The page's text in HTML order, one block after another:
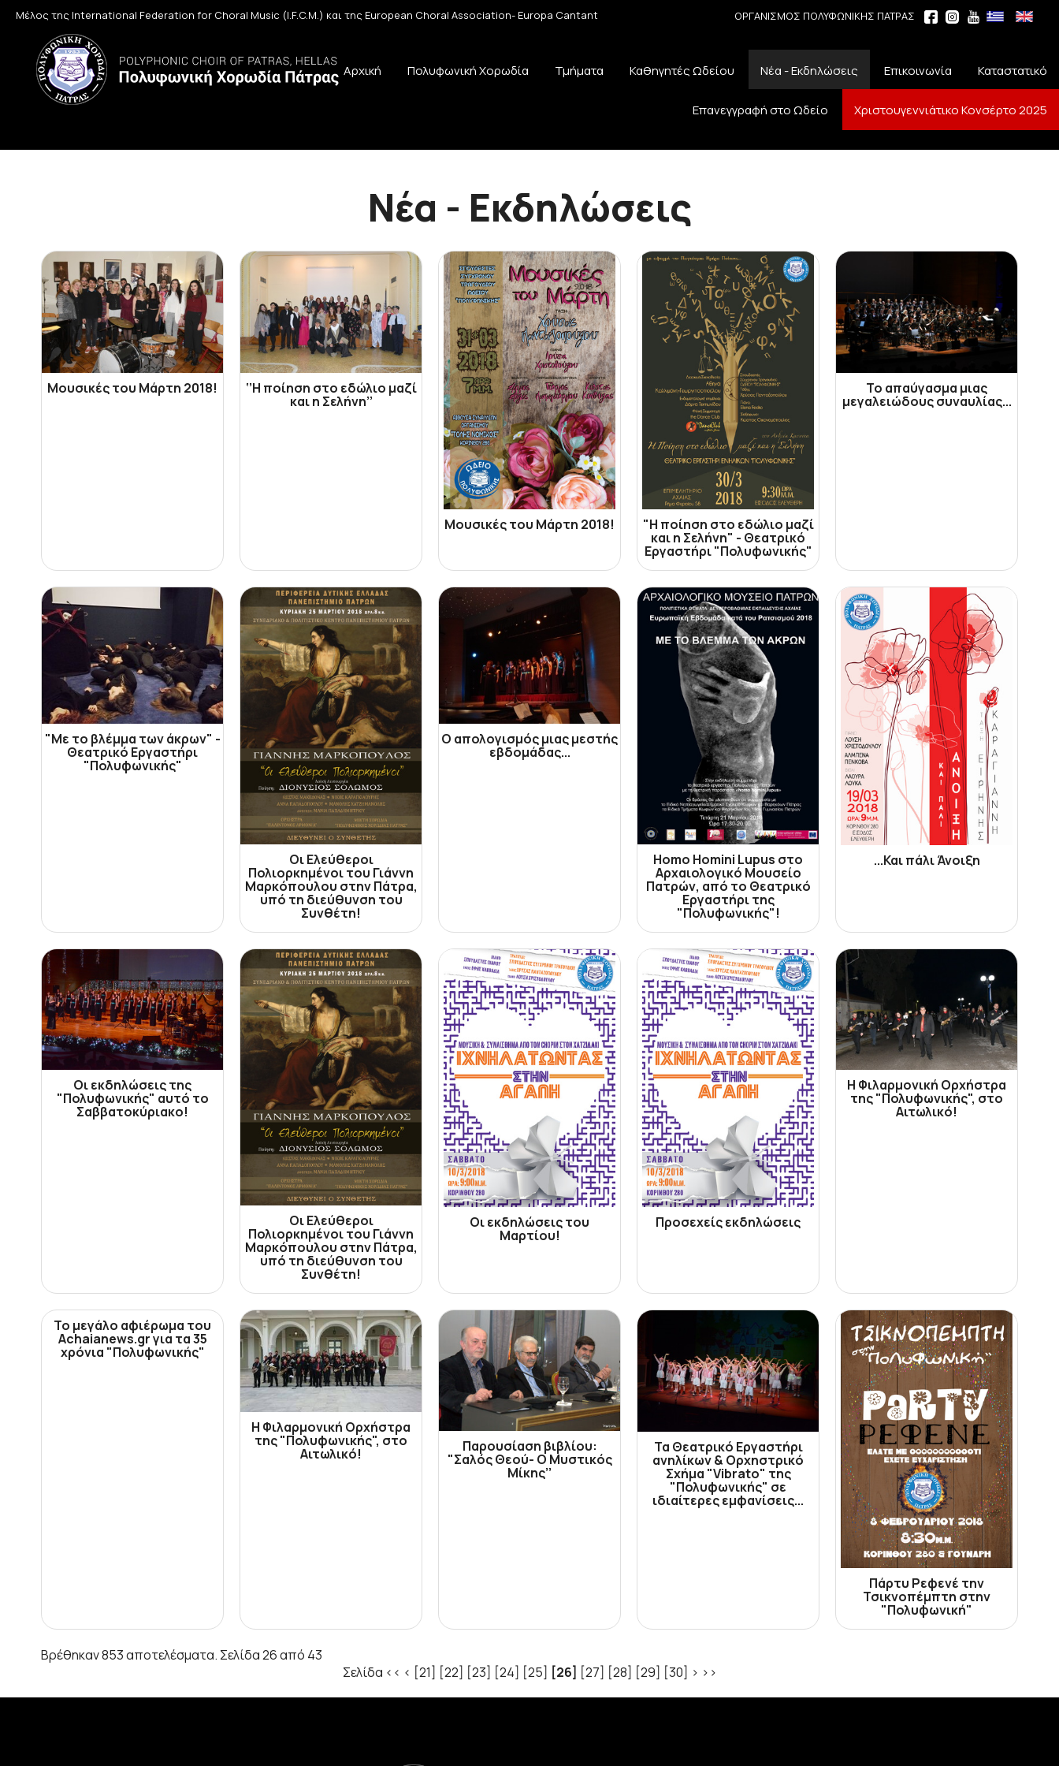
ΟΡΓΑΝΙΣΜΟΣ ΠΟΛΥΦΩΝΙΚΗΣ ΠΑΤΡΑΣ
Μέλος της International Federation for Choral Music (I.F.C.M.) και της European Choral Association- Europa Cantant
Αρχική Πολυφωνική Χορωδία Τμήματα Καθηγητές Ωδείου Νέα - Εκδηλώσεις Επικοινωνία Καταστατικό
Επανεγγραφή στο Ωδείο Χριστουγεννιάτικο Κονσέρτο 2025
Νέα - Εκδηλώσεις
Μουσικές του Μάρτη 2018! ‘’Η ποίηση στο εδώλιο μαζί
και η Σελήνη’’
Μουσικές του Μάρτη 2018! "Η ποίηση στο εδώλιο μαζί
και η Σελήνη" - Θεατρικό
Εργαστήρι "Πολυφωνικής"
Το απαύγασμα μιας
μεγαλειώδους συναυλίας...
"Με το βλέμμα των άκρων" -
Θεατρικό Εργαστήρι
"Πολυφωνικής"
Οι Ελεύθεροι
Πολιορκημένοι του Γιάννη
Μαρκόπουλου στην Πάτρα,
υπό τη διεύθυνση του
Συνθέτη!
Ο απολογισμός μιας μεστής
εβδομάδας...
Homo Homini Lupus στο
Αρχαιολογικό Μουσείο
Πατρών, από το Θεατρικό
Εργαστήρι της
"Πολυφωνικής"!
...Και πάλι Άνοιξη
Οι εκδηλώσεις της
"Πολυφωνικής" αυτό το
Σαββατοκύριακο!
Οι Ελεύθεροι
Πολιορκημένοι του Γιάννη
Μαρκόπουλου στην Πάτρα,
υπό τη διεύθυνση του
Συνθέτη!
Οι εκδηλώσεις του
Μαρτίου!
Προσεχείς εκδηλώσεις
Η Φιλαρμονική Ορχήστρα
της "Πολυφωνικής", στο
Αιτωλικό!
Το μεγάλο αφιέρωμα του
Achaianews.gr για τα 35
χρόνια "Πολυφωνικής"
Η Φιλαρμονική Ορχήστρα
της "Πολυφωνικής", στο
Αιτωλικό! Παρουσίαση βιβλίου:
"Σαλός Θεού- Ο Μυστικός
Μίκης’’
Τα Θεατρικό Εργαστήρι
ανηλίκων & Ορχηστρικό
Σχήμα "Vibrato" της
"Πολυφωνικής" σε
ιδιαίτερες εμφανίσεις...
Πάρτυ Ρεφενέ την
Τσικνοπέμπτη στην
"Πολυφωνική"
Βρέθηκαν 853 αποτελέσματα. Σελίδα 26 από 43
Σελίδα << < [21] [22] [23] [24] [25] [26] [27] [28] [29] [30] > >>